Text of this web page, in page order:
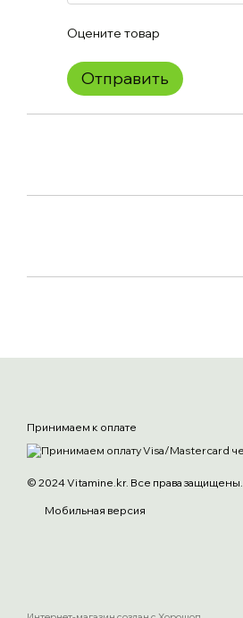
Оцените товар
Отправить
Принимаем к оплате
© 2024 Vitamine.kr. Все права защищены.
Мобильная версия